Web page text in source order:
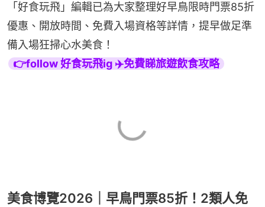
「好食玩飛」編輯已為大家整理好早鳥限時門票85折
優惠、開放時間、免費入場資格等詳情，提早做足準
備入場狂掃心水美食！
👉follow 好食玩飛ig ✈️免費睇旅遊飲食攻略
美食博覽2026｜早鳥門票85折！2類人免